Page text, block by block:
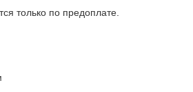
только по предоплате.